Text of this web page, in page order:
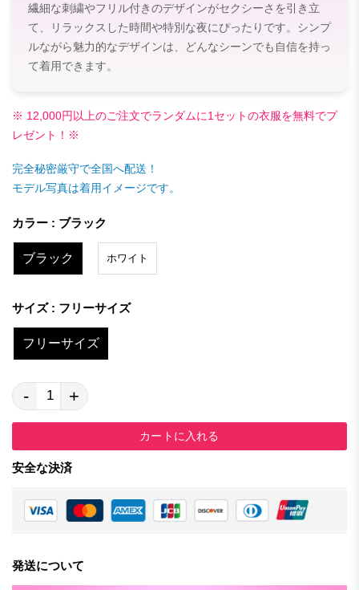
繊細な刺繍やフリル付きのデザインがセクシーさを引き立
て、リラックスした時間や特別な夜にぴったりです。シンプ
ルながら魅力的なデザインは、どんなシーンでも自信を持っ
て着用できます。
※ 12,000円以上のご注文でランダムに1セットの衣服を無料でプ
レゼント！※
完全秘密厳守で全国へ配送！
モデル写真は着用イメージです。
カラー : ブラック
ブラック ホワイト
サイズ : フリーサイズ
フリーサイズ
- +
カートに入れる
安全な決済
発送について